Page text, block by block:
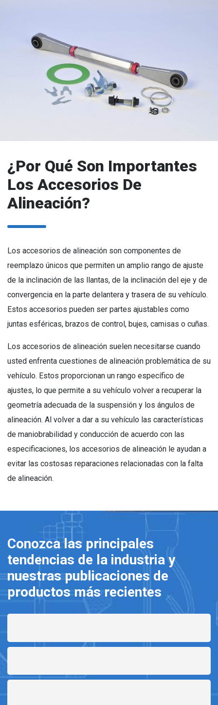
¿Por Qué Son Importantes
Los Accesorios De
Alineación?
Los accesorios de alineación son componentes de
reemplazo únicos que permiten un amplio rango de ajuste
de la inclinación de las llantas, de la inclinación del eje y de
convergencia en la parte delantera y trasera de su vehículo.
Estos accesorios pueden ser partes ajustables como
juntas esféricas, brazos de control, bujes, camisas o cuñas.
Los accesorios de alineación suelen necesitarse cuando
usted enfrenta cuestiones de alineación problemática de su
vehículo. Estos proporcionan un rango específico de
ajustes, lo que permite a su vehículo volver a recuperar la
geometría adecuada de la suspensión y los ángulos de
alineación. Al volver a dar a su vehículo las características
de maniobrabilidad y conducción de acuerdo con las
especificaciones, los accesorios de alineación le ayudan a
evitar las costosas reparaciones relacionadas con la falta
de alineación.
Conozca las principales
tendencias de la industria y
nuestras publicaciones de
productos más recientes
Nombre
pila
Apellido
Correo